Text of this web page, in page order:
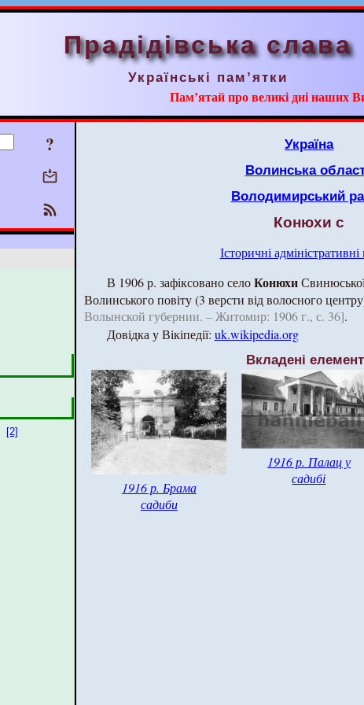
Прадідівська слава
Українські пам’ятки
Пам’ятай про великі дні наших
?
[2]
Україна
Волинська
Володимирський
Конюхи с
Історичні
В 1906 р. зафіксовано селоКонюхи
Волинського повіту (3 версти від волосного
Волынской губернии. – Житомир: 1906 г., с. 36].
Довідка у Вікіпедії: uk.wikipedia.org
Вкладені
1916 р. Брама
садиби
1916 р. Палац у
садибі